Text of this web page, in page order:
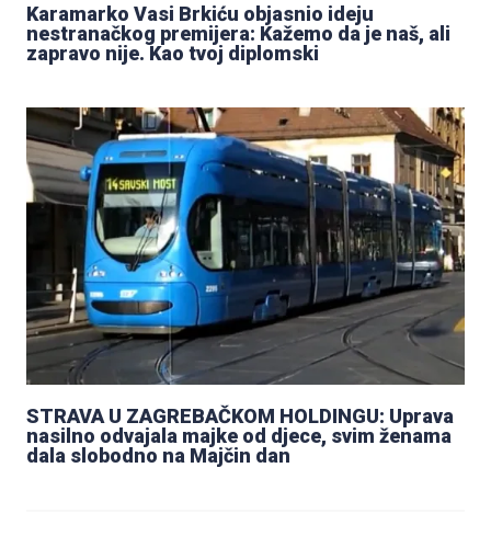
Karamarko Vasi Brkiću objasnio ideju
nestranačkog premijera: Kažemo da je naš, ali
zapravo nije. Kao tvoj diplomski
STRAVA U ZAGREBAČKOM HOLDINGU: Uprava
nasilno odvajala majke od djece, svim ženama
dala slobodno na Majčin dan